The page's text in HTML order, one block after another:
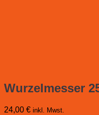
Wurzelmesser
24,00 € inkl. Mwst.